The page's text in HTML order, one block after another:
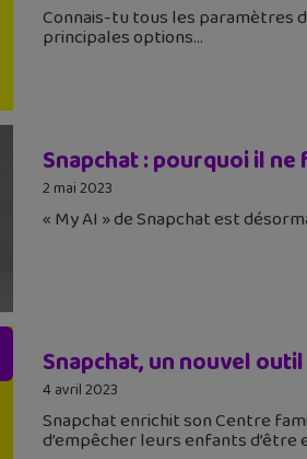
Connais-tu tous les paramètres
principales options
Snapchat : pourquoi il
2 mai 2023
« My AI » de Snapchat est
Snapchat, un nouvel
4 avril 2023
Snapchat enrichit son Centre
d’empêcher leurs enfants d’être